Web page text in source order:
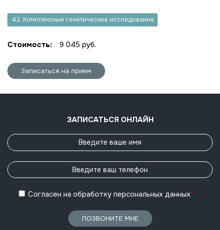
42. Комплексные генетические исследования
Стоимость: 9 045 руб.
Записаться на прием
ЗАПИСАТЬСЯ ОНЛАЙН
Согласен на обработку персональных данных*
ПОЗВОНИТЕ МНЕ